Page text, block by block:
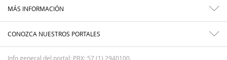
MÁS INFORMACIÓN
CONOZCA NUESTROS PORTALES
Info general del portal: PBX: 57 (1) 2940100.